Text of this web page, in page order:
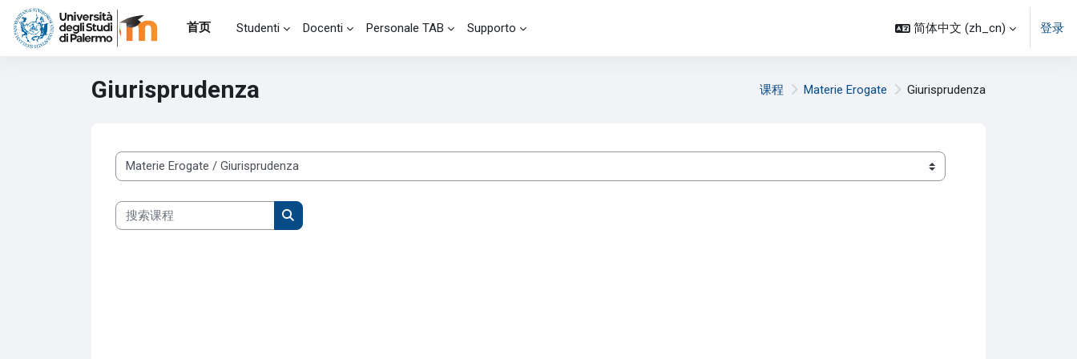
跳到主要内容
首页
Studenti Docenti Personale TAB Supporto 简体中文 ‎(zh_cn)‎ 登录
Giurisprudenza 课程 Materie Erogate Giurisprudenza
课程类别
搜索课程
搜索课程